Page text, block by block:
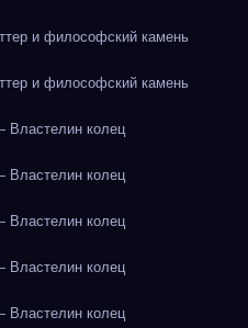
и философский камень
и философский камень
колец
колец
колец
колец
колец